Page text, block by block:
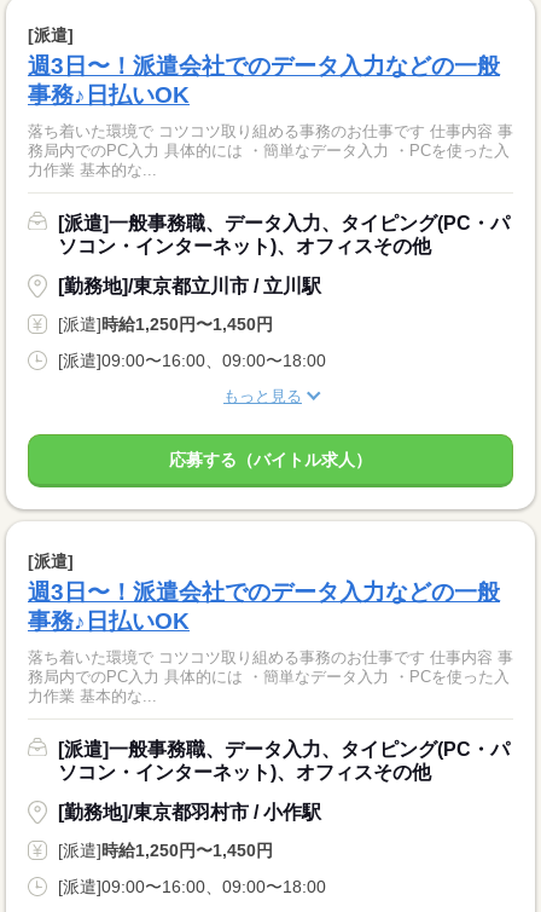
[派遣]
週3日〜！派遣会社でのデータ入力などの一般
事務♪日払いOK
落ち着いた環境で コツコツ取り組める事務のお仕事です 仕事内容 事
務局内でのPC入力 具体的には ・簡単なデータ入力 ・PCを使った入
力作業 基本的な...
[派遣]一般事務職、データ入力、タイピング(PC・パ
ソコン・インターネット)、オフィスその他
[勤務地]/東京都立川市 / 立川駅
[派遣]時給1,250円〜1,450円
[派遣]09:00〜16:00、09:00〜18:00
もっと見る
応募する（バイトル求人）
[派遣]
週3日〜！派遣会社でのデータ入力などの一般
事務♪日払いOK
落ち着いた環境で コツコツ取り組める事務のお仕事です 仕事内容 事
務局内でのPC入力 具体的には ・簡単なデータ入力 ・PCを使った入
力作業 基本的な...
[派遣]一般事務職、データ入力、タイピング(PC・パ
ソコン・インターネット)、オフィスその他
[勤務地]/東京都羽村市 / 小作駅
[派遣]時給1,250円〜1,450円
[派遣]09:00〜16:00、09:00〜18:00